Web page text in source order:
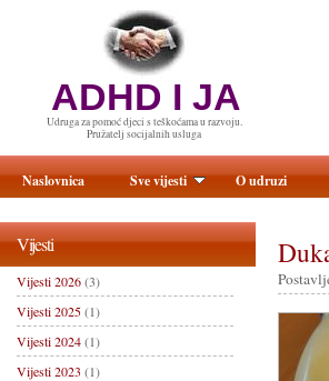
ADHD I JA
Udruga za pomoć djeci s teškoćama u razvoju.
Pružatelj socijalnih usluga
Vijesti
Vijesti 2026(3)
Vijesti 2025(1)
Vijesti 2024(1)
Vijesti 2023 (1)
Naslovnica Sve vijesti O udruzi